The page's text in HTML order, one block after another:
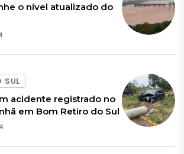
o nível atualizado do
SUL
acidente registrado no
em Bom Retiro do Sul